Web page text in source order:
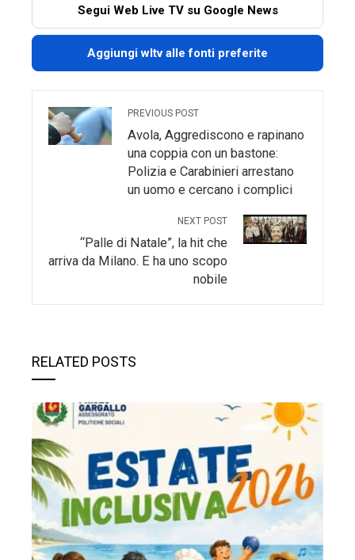
Segui Web Live TV su Google News
Aggiungi wltv alle fonti preferite
PREVIOUS POST
Avola, Aggrediscono e rapinano
una coppia con un bastone:
Polizia e Carabinieri arrestano
un uomo e cercano i complici
NEXT POST
“Palle di Natale”, la hit che
arriva da Milano. E ha uno scopo
nobile
RELATED POSTS